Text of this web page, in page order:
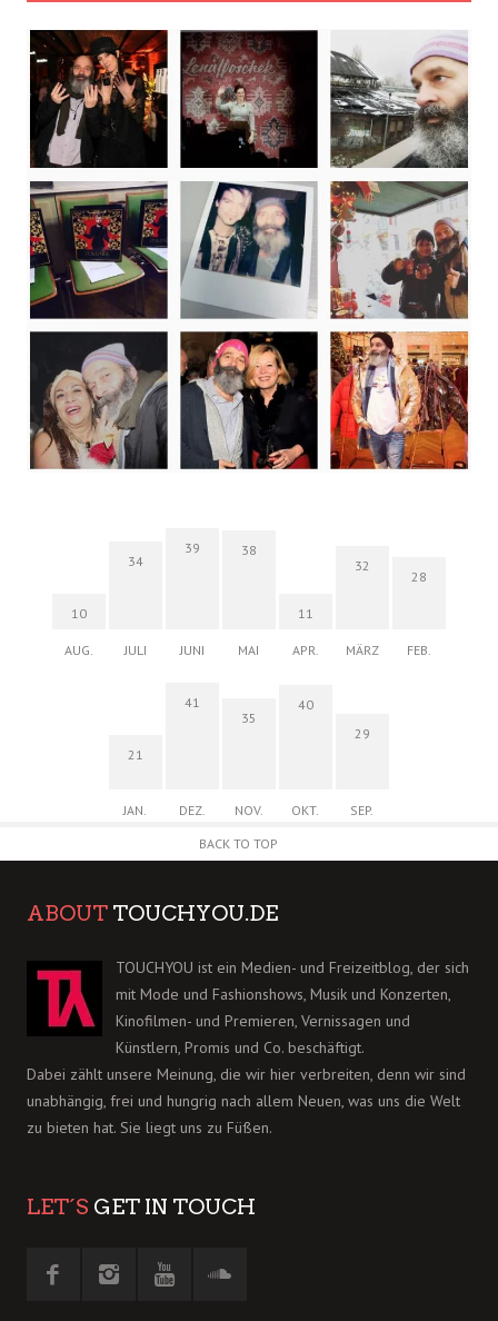
10
AUG.
34
JULI
39
JUNI
38
MAI
11
APR.
32
MÄRZ
28
FEB.
21
JAN.
41
DEZ.
35
NOV.
40
OKT.
29
SEP.
BACK TO TOP
ABOUT TOUCHYOU.DE
TOUCHYOU ist ein Medien- und Freizeitblog, der sich
mit Mode und Fashionshows, Musik und Konzerten,
Kinofilmen- und Premieren, Vernissagen und
Künstlern, Promis und Co. beschäftigt.
Dabei zählt unsere Meinung, die wir hier verbreiten, denn wir sind
unabhängig, frei und hungrig nach allem Neuen, was uns die Welt
zu bieten hat. Sie liegt uns zu Füßen.
LET´S GET IN TOUCH